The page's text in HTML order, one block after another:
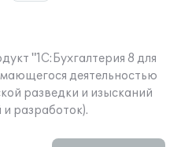
"1С:Бухгалтерия 8 для
деятельностью
разведки и изысканий
разработок).